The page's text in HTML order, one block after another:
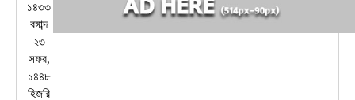
১৪৩৩
বঙ্গাব্দ
২৩
সফর,
১৪৪৮
হিজরি